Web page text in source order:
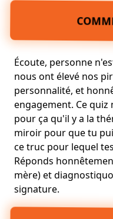
Écoute, personne
nous ont élevé nos
personnalité, et
engagement. Ce
pour ça qu'il y a la
miroir pour que tu
ce truc pour lequel
Réponds
mère) et
signature.